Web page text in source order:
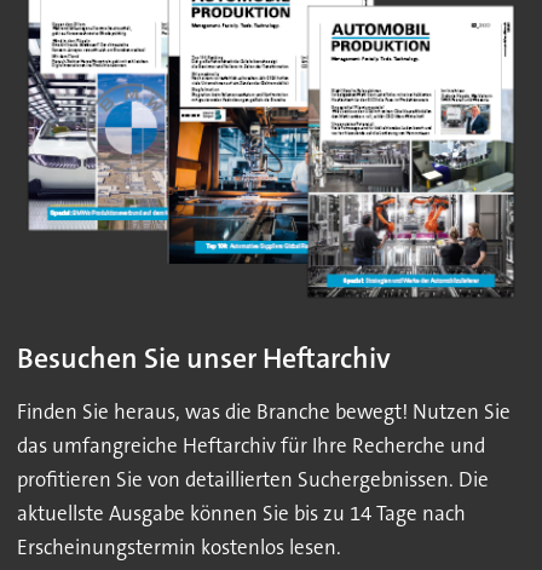
Besuchen Sie unser Heftarchiv
Finden Sie heraus, was die Branche bewegt! Nutzen Sie
das umfangreiche Heftarchiv für Ihre Recherche und
profitieren Sie von detaillierten Suchergebnissen. Die
aktuellste Ausgabe können Sie bis zu 14 Tage nach
Erscheinungstermin kostenlos lesen.